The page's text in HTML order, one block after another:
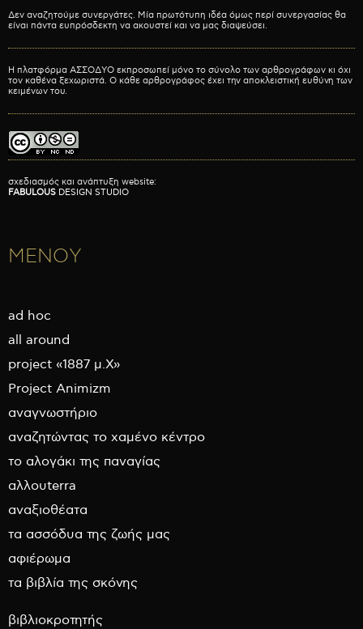
Δεν αναζητούμε συνεργάτες. Μία πρωτότυπη ιδέα όμως περί συνεργασίας θα
είναι πάντα ευπρόσδεκτη να ακουστεί και να μας διαψεύσει.
Η πλατφόρμα ΑΣΣΟΔΥΟ εκπροσωπεί μόνο το σύνολο των αρθρογράφων κι όχι
τον καθένα ξεχωριστά. Ο κάθε αρθρογράφος έχει την αποκλειστική ευθύνη των
κειμένων του.
σχεδιασμός και ανάπτυξη website:
FABULOUS DESIGN STUDIO
ΜΕΝΟΥ
ad hoc
all around
project «1887 μ.Χ»
Project Animizm
αναγνωστήριο
αναζητώντας το χαμένο κέντρο
το αλογάκι της παναγίας
αλλουterra
αναξιοθέατα
τα ασσόδυα της ζωής μας
αφιέρωμα
τα βιβλία της σκόνης
βιβλιοκροτητής